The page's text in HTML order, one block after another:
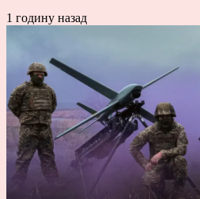
1 годину назад